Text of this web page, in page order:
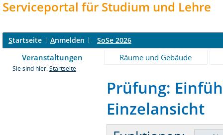
Serviceportal für Studium und Lehre
Startseite Anmelden SoSe 2026
Veranstaltungen Räume und Gebäude
Sie sind hier: Startseite
Prüfung:
Einzelansicht